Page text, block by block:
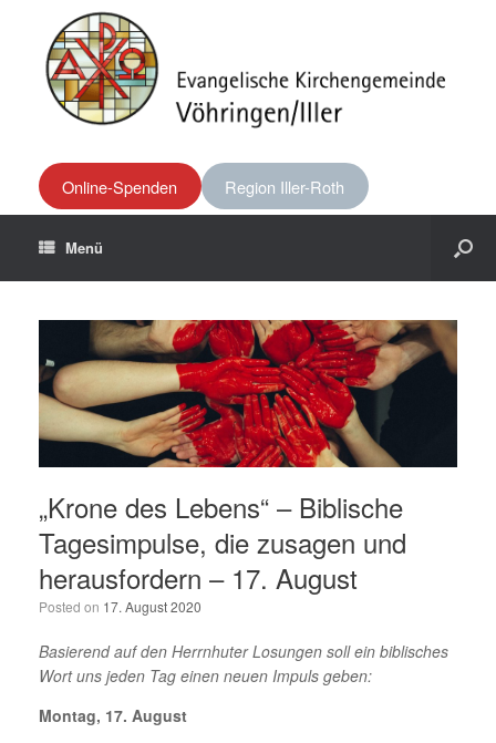
Online-Spenden Region Iller-Roth
Menü
„Krone des Lebens“ – Biblische
Tagesimpulse, die zusagen und
herausfordern – 17. August
Posted on 17. August 2020
Basierend auf den Herrnhuter Losungen soll ein biblisches
Wort uns jeden Tag einen neuen Impuls geben:
Montag, 17. August